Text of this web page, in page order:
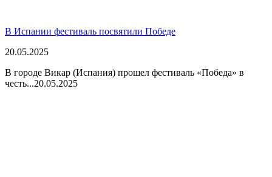
В Испании фестиваль посвятили Победе
20.05.2025
В городе Викар (Испания) прошел фестиваль «Победа» в
честь...20.05.2025